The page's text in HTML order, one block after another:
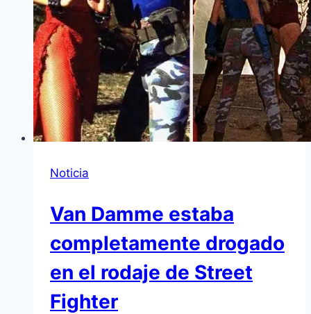
Noticia
Van Damme estaba
completamente drogado
en el rodaje de Street
Fighter